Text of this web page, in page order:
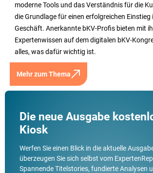
moderne Tools und das Verständnis für die
die Grundlage für einen erfolgreichen Einstieg
Geschäft. Anerkannte bKV-Profis bieten mit
Expertenwissen auf dem digitalen bKV-
alles, was dafür wichtig ist.
Mehr zum Thema
Die neue Ausgabe
Kiosk
Werfen Sie einen Blick in die aktuelle
überzeugen Sie sich selbst vom
Spannende Titelstories, fundierte Analysen